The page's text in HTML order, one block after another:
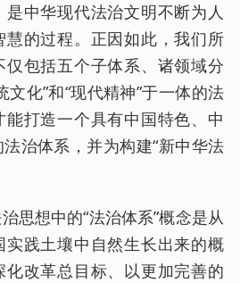
中华现代法治文明不断为人
的过程。正因如此，我们所
包括五个子体系、诸领域分
文化”和“现代精神”于一体的法
打造一个具有中国特色、中
治体系，并为构建“新中华法
思想中的“法治体系”概念是从
实践土壤中自然生长出来的概
改革总目标、以更加完善的